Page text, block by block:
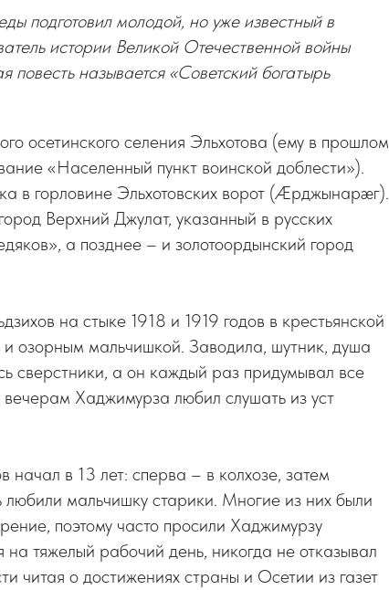
подготовил молодой, но уже известный в
истории Великой Отечественной войны
называется «Советский богатырь
осетинского селения Эльхотова (ему в прошлом
«Населенный пункт воинской доблести»).
в горловине Эльхотовских ворот (Æрджынарæг).
Верхний Джулат, указанный в русских
а позднее – и золотоордынский город
на стыке 1918 и 1919 годов в крестьянской
озорным мальчишкой. Заводила, шутник, душа
сверстники, а он каждый раз придумывал все
Хаджимурза любил слушать из уст
начал в 13 лет: сперва – в колхозе, затем
мальчишку старики. Многие из них были
поэтому часто просили Хаджимурзу
на тяжелый рабочий день, никогда не отказывал
читая о достижениях страны и Осетии из газет